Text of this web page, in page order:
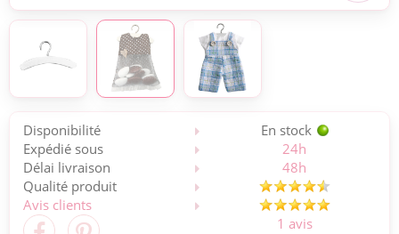
Disponibilité
En stock
Expédié sous
24h
Délai livraison
48h
Qualité produit
Avis clients
1 avis